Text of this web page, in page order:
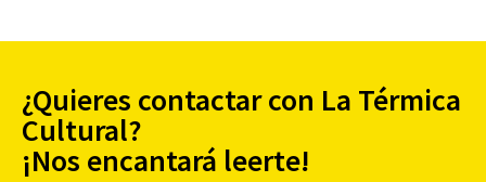
¿Quieres contactar con La Térmica
Cultural?
¡Nos encantará leerte!